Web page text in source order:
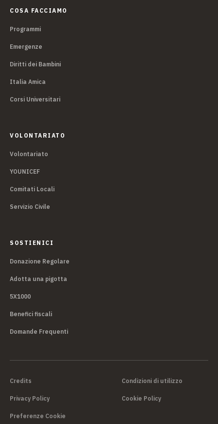
COSA FACCIAMO
Programmi
Emergenze
Diritti dei Bambini
Italia Amica
Corsi Universitari
VOLONTARIATO
Volontariato
YOUNICEF
Comitati Locali
Servizio Civile
SOSTIENICI
Donazione Regolare
Adotta una pigotta
5X1000
Benefici fiscali
Domande Frequenti
Credits Condizioni di utilizzo
Privacy Policy Cookie Policy
Preferenze Cookie